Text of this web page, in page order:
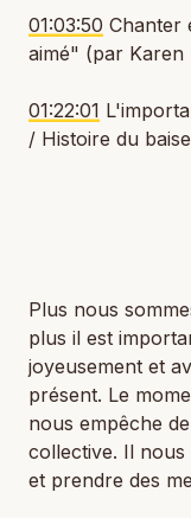
01:03:50 Chanter
aimé" (par Karen
01:22:01
/ Histoire du
Plus nous
plus il est
joyeusement et
présent. Le
nous empêche
collective. Il
et prendre des